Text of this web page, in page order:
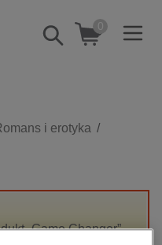
Pokaż/schowaj
wyszukiwarkę
0
i erotyka
„Game Changer”